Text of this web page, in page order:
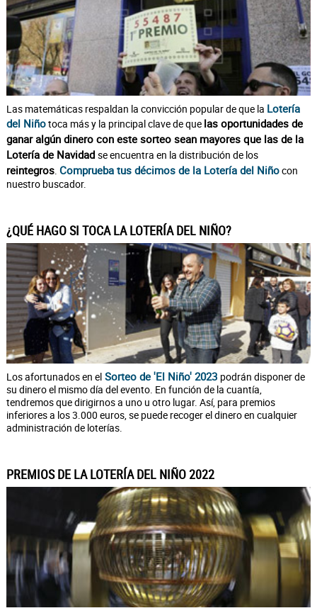
Las matemáticas respaldan la convicción popular de que la Lotería
del Niñotoca más y la principal clave de que las oportunidades de
ganar algún dinero con este sorteo sean mayores que las de la
Lotería de Navidad se encuentra en la distribución de los
reintegros. Comprueba tus décimos de la Lotería del Niñocon
nuestro buscador.
¿QUÉ HAGO SI TOCA LA LOTERÍA DEL NIÑO?
Los afortunados en elSorteo de 'El Niño' 2023 podrán disponer de
su dinero el mismo día del evento. En función de la cuantía,
tendremos que dirigirnos a uno u otro lugar. Así, para premios
inferiores a los 3.000 euros, se puede recoger el dinero en cualquier
administración de loterías.
PREMIOS DE LA LOTERÍA DEL NIÑO 2022